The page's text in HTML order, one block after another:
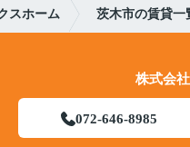
スホーム 茨木市の賃貸一
株式会
072-646-8985